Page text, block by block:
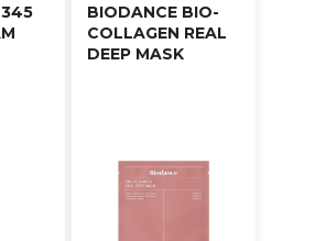
mengde og påfør på
eller hele ansiktet.
for bedre absorpsjon.
moderat mengde på målområder
og klapp forsiktig for bedre
345
BIODANCE BIO-
COLLAGEN REAL
DEEP MASK